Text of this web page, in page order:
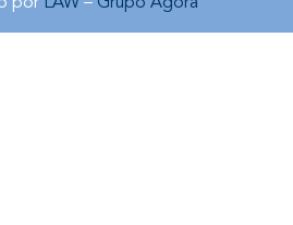
por LAW– Grupo Ágora